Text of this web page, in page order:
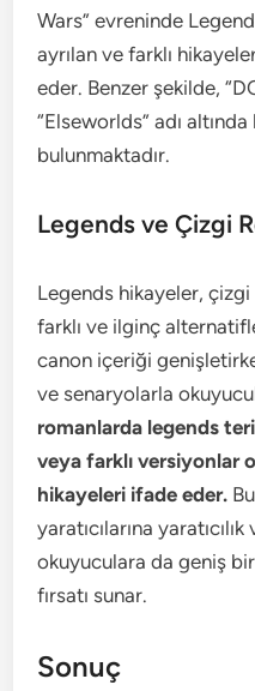
Wars” evreninde
ayrılan ve farklı
eder. Benzer şekilde,
“Elseworlds” adı
bulunmaktadır.
Legends ve Çizgi
Legends hikayeler,
farklı ve ilginç
canon içeriği
ve senaryolarla
romanlarda legends
veya farklı versiyonlar
hikayeleri ifade eder.
yaratıcılarına
okuyuculara da geniş
fırsatı sunar.
Sonuç